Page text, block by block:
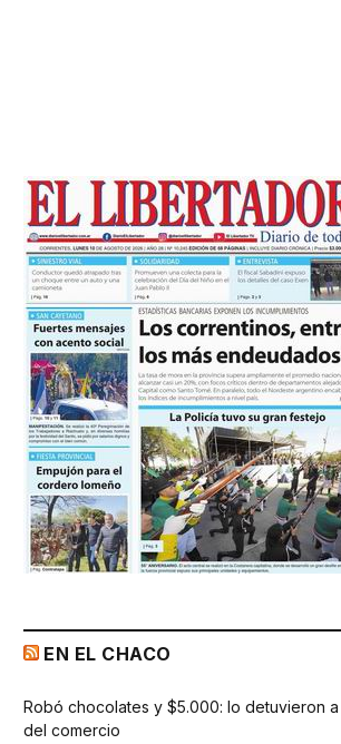
EN EL CHACO
Robó chocolates y $5.000: lo detuvieron
del comercio